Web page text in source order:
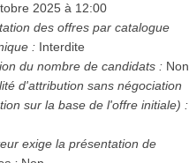
2025 à 12:00
des offres par catalogue
: Interdite
du nombre de candidats : Non
d'attribution sans négociation
(Attribution sur la base de l'offre initiale) :
exige la présentation de